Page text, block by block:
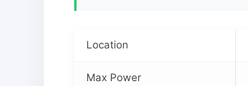
Location
Max Power